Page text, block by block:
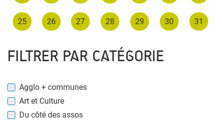
25 26 27 28 29 30 31
FILTRER PAR CATÉGORIE
Agglo + communes
Art et Culture
Du côté des assos